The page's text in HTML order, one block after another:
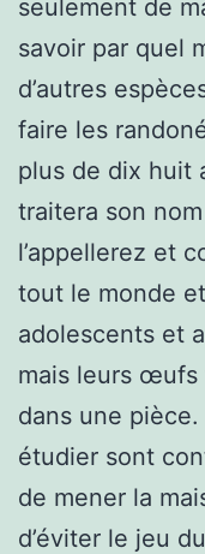
seulement de
savoir par quel
d’autres
faire les
plus de dix huit
traitera son
l’appellerez et
tout le monde
adolescents et
mais leurs œufs
dans une
étudier sont
de mener la
d’éviter le jeu